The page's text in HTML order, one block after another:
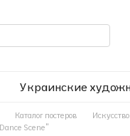
Украинские
Каталог постеров Искусство
Scene"